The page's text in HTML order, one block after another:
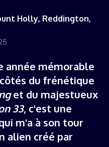
Holly, Reddington,
année mémorable
du frénétique
et du majestueux
33, c'est une
m'a à son tour
alien créé par